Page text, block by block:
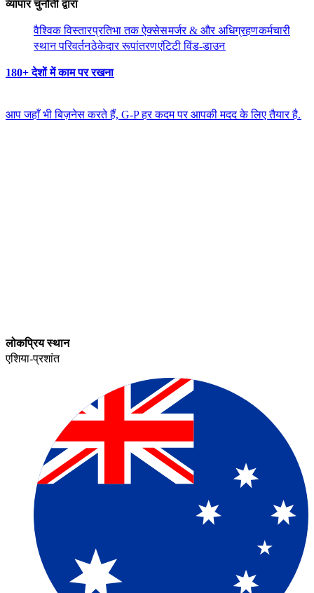
व्यापार चुनौती द्वारा​​
वैश्विक विस्तार​​प्रतिभा तक ऐक्सेस​​मर्जर & और अधिग्रहण​​कर्मचारी
स्थान परिवर्तन​​ठेकेदार रूपांतरण​​एंटिटी विंड-डाउन​​
180+ देशों में काम पर रखना​​
आप जहाँ भी बिज़नेस करते हैं, G-P हर कदम पर आपकी मदद के लिए तैयार है.​​
लोकप्रिय स्थान​​
एशिया-प्रशांत​​